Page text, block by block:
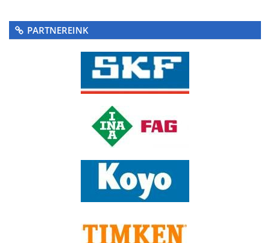
PARTNEREINK